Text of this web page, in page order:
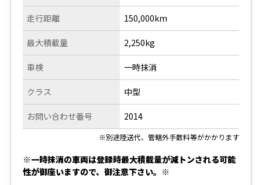
走行距離 150,000km
最大積載量
車検
クラス
お問い合わせ番号
2,250kg
一時抹消
中型
2014
※別途陸送代、管轄外手数料等がかかります
※一時抹消の車両は登録時最大積載量が減トンされる可能
性が御座いますので、御注意下さい。※